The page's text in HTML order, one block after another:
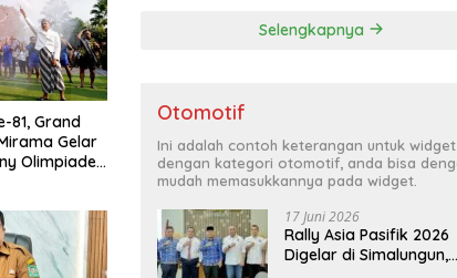
81, Grand
Gelar
Olimpiade
Selengkapnya
Otomotif
Ini adalah contoh keterangan untuk widget
dengan kategori otomotif, anda bisa
mudah memasukkannya pada widget.
17 Juni 2026
Rally Asia Pasifik 2026
Digelar di Simalungun,